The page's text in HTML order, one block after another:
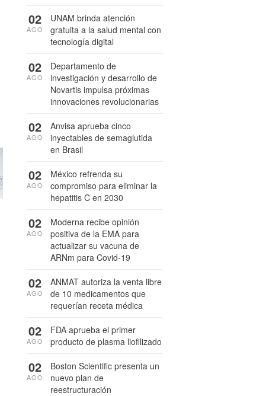
UNAM brinda atención
gratuita a la salud mental con
tecnología digital
02
AGO
Departamento de
investigación y desarrollo de
Novartis impulsa próximas
innovaciones revolucionarias
02
AGO
Anvisa aprueba cinco
inyectables de semaglutida
en Brasil
02
AGO
México refrenda su
compromiso para eliminar la
hepatitis C en 2030
02
AGO
Moderna recibe opinión
positiva de la EMA para
actualizar su vacuna de
ARNm para Covid-19
02
AGO
ANMAT autoriza la venta libre
de 10 medicamentos que
requerían receta médica
02
AGO
FDA aprueba el primer
producto de plasma liofilizado
02
AGO
Boston Scientific presenta un
nuevo plan de
reestructuración
02
AGO